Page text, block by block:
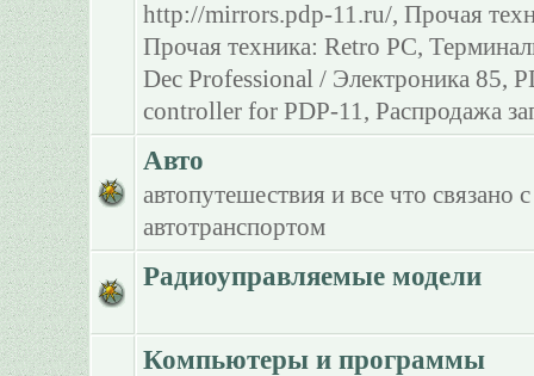
http://mirrors.pdp-11.ru/, Прочая
Прочая техника: Retro PC,
Dec Professional / Электроника 85,
controller for PDP-11 , Распродажа
Авто
автопутешествия и все что связано с
автотранспортом
Радиоуправляемые модели
Компьютеры и программы